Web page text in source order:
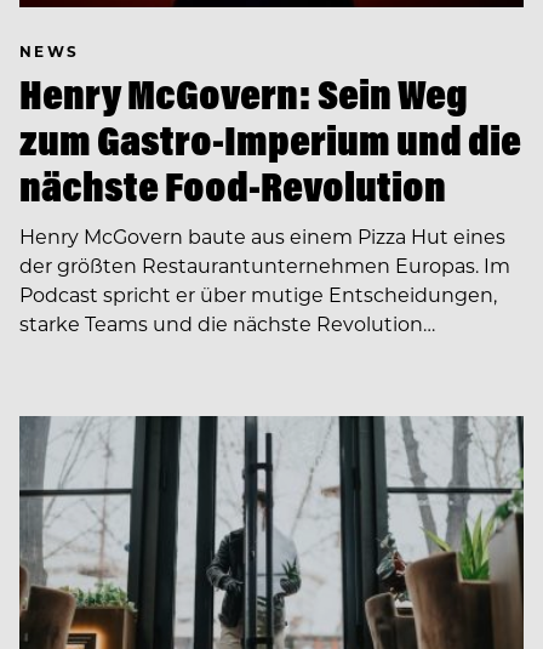
NEWS
Henry McGovern: Sein Weg
zum Gastro-Imperium und die
nächste Food-Revolution
Henry McGovern baute aus einem Pizza Hut eines
der größten Restaurantunternehmen Europas. Im
Podcast spricht er über mutige Entscheidungen,
starke Teams und die nächste Revolution…